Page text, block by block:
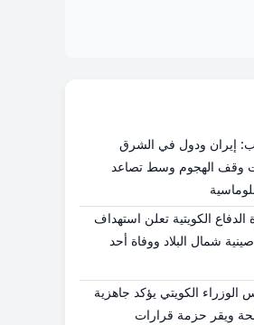
إيران ودول في الشرق
وقف الهجوم وسط تصاعد
الكويتية تعلن استهداف
شمال البلاد ووفاة أحد
الكويتي يؤكد جاهزية
ويقر حزمة قرارات